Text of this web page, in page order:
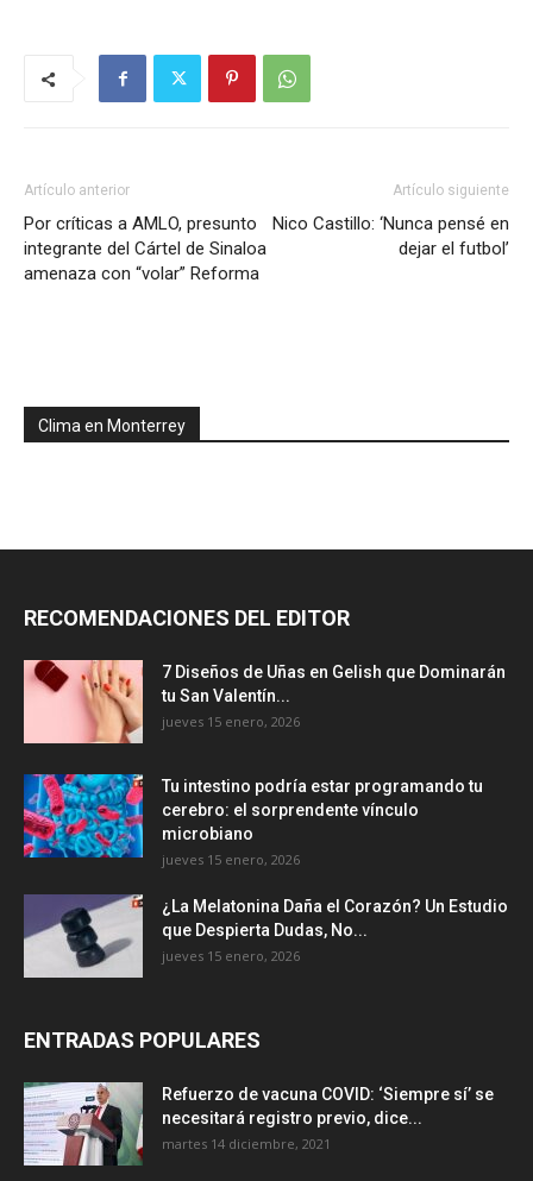
Artículo anterior
Por críticas a AMLO, presunto
integrante del Cártel de Sinaloa
amenaza con “volar” Reforma
Artículo siguiente
Nico Castillo: ‘Nunca pensé en
dejar el futbol’
Clima en Monterrey
RECOMENDACIONES DEL EDITOR
7 Diseños de Uñas en Gelish que Dominarán
tu San Valentín...
jueves 15 enero, 2026
Tu intestino podría estar programando tu
cerebro: el sorprendente vínculo
microbiano
jueves 15 enero, 2026
¿La Melatonina Daña el Corazón? Un Estudio
que Despierta Dudas, No...
jueves 15 enero, 2026
ENTRADAS POPULARES
Refuerzo de vacuna COVID: ‘Siempre sí’ se
necesitará registro previo, dice...
martes 14 diciembre, 2021